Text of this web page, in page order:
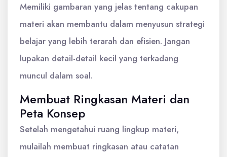
Memiliki gambaran yang jelas tentang cakupan
materi akan membantu dalam menyusun strategi
belajar yang lebih terarah dan efisien. Jangan
lupakan detail-detail kecil yang terkadang
muncul dalam soal.
Membuat Ringkasan Materi dan
Peta Konsep
Setelah mengetahui ruang lingkup materi,
mulailah membuat ringkasan atau catatan